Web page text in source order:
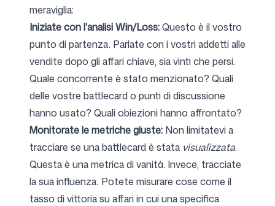
meraviglia:
Iniziate con l'analisi Win/Loss:Questo è il vostro
punto di partenza. Parlate con i vostri addetti alle
vendite dopo gli affari chiave, sia vinti che persi.
Quale concorrente è stato menzionato? Quali
delle vostre battlecard o punti di discussione
hanno usato? Quali obiezioni hanno affrontato?
Monitorate le metriche giuste: Non limitatevi a
tracciare se una battlecard è stata visualizzata.
Questa è una metrica di vanità. Invece, tracciate
la sua influenza. Potete misurare cose come il
tasso di vittoria su affari in cui una specifica